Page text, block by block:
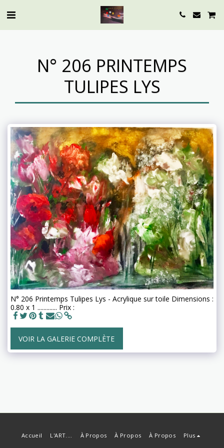
N° 206 PRINTEMPS
TULIPES LYS
N° 206 Printemps Tulipes Lys - Acrylique sur toile Dimensions :
0.80 x 1 ............. Prix :
VOIR LA GALERIE COMPLÈTE
Accueil L'ART.... À Propos À Propos À Propos Plus